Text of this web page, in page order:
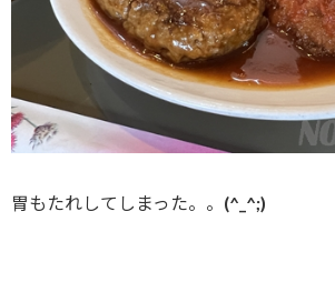
胃もたれしてしまった。。(^_^;)